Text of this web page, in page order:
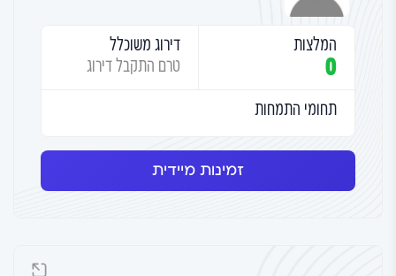
המלצות
0
דירוג משוכלל
טרם התקבל דירוג
תחומי התמחות
זמינות מיידית